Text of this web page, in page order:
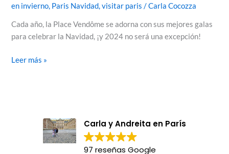
en invierno, Paris Navidad,visitar paris /Carla Cocozza
Cada año, la Place Vendôme se adorna con sus mejores galas
para celebrar la Navidad, ¡y 2024 no será una excepción!
Leer más »
Carla y Andreita en París
97 reseñas Google